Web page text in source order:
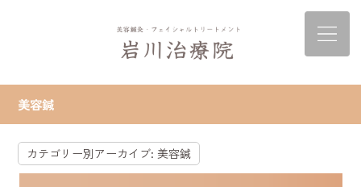
美容鍼
カテゴリー別アーカイブ: 美容鍼